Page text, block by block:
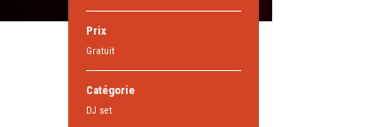
Prix
Gratuit
Catégorie
DJ set